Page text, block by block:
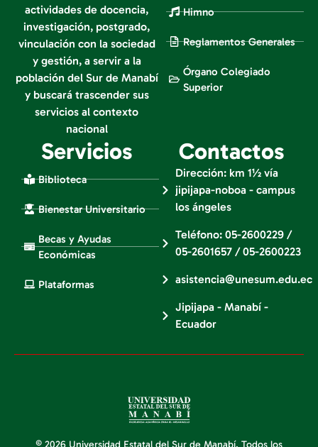
actividades de docencia,
investigación, postgrado,
vinculación con la sociedad
y gestión, a servir a la
población del Sur de Manabí
y buscará trascender sus
servicios al contexto
nacional
Himno
Reglamentos Generales
Órgano Colegiado
Superior
Servicios
Biblioteca
Bienestar Universitario
Becas y Ayudas
Económicas
Plataformas
Contactos
Dirección: km 1½ vía
jipijapa-noboa - campus
los ángeles
Teléfono: 05-2600229 /
05-2601657 / 05-2600223
asistencia@unesum.edu.ec
Jipijapa - Manabí -
Ecuador
© 2026 Universidad Estatal del Sur de Manabí. Todos los